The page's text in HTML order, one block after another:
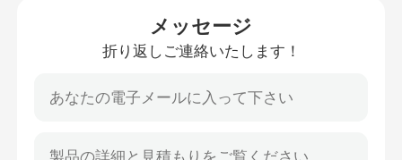
メッセージ
折り返しご連絡いたします！